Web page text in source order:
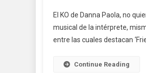
El KO de Danna Paola, no
musical de la intérprete,
entre las cuales destacan
Continue Reading